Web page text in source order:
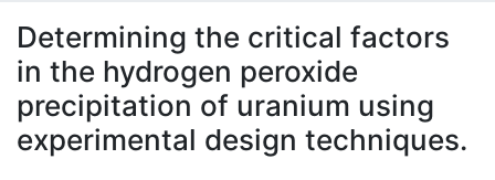
À propos
Determining the critical factors
in the hydrogen peroxide
precipitation of uranium using
experimental design techniques.